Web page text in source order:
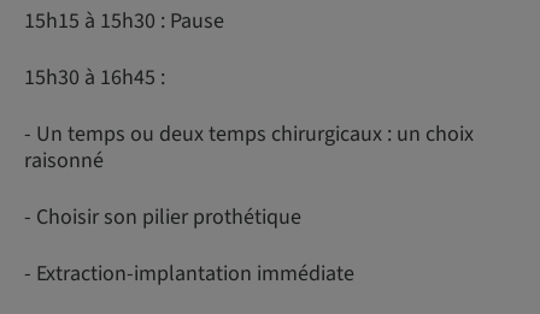
15h15 à 15h30 : Pause
15h30 à 16h45 :
- Un temps ou deux temps chirurgicaux : un choix
raisonné
- Choisir son pilier prothétique
- Extraction-implantation immédiate